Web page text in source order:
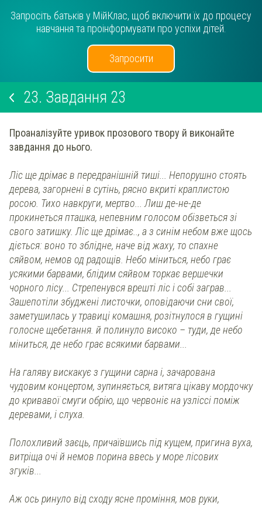
Запросіть батьків у МійКлас, щоб включити їх до процесу
навчання та проінформувати про успіхи дітей.
Запросити
23. Завдання 23
Проаналізуйте уривок прозового твору й виконайте
завдання до нього.
Ліс ще дрімає в передранішній тиші... Непорушно стоять
дерева, загорнені в сутінь, рясно вкриті краплистою
росою. Тихо навкруги, мертво... Лиш де-не-де
прокинеться пташка, непевним голосом обізветься зі
свого затишку. Ліс ще дрімає.., а з синім небом вже щось
діється: воно то зблідне, наче від жаху, то спахне
сяйвом, немов од радощів. Небо міниться, небо грає
усякими барвами, блідим сяйвом торкає вершечки
чорного лісу... Стрепенувся врешті ліс і собі заграв...
Зашепотіли збуджені листочки, оповідаючи сни свої,
заметушилась у травиці комашня, розітнулося в гущині
голосне щебетання. й полинуло високо – туди, де небо
міниться, де небо грає всякими барвами...
На галяву вискакує з гущини сарна і, зачарована
чудовим концертом, зупиняється, витяга цікаву мордочку
до кривавої смуги обрію, що червоніє на узліссі поміж
деревами, і слуха.
Полохливий заєць, причаївшись під кущем, пригина вуха,
витріща очі й немов порина ввесь у море лісових
згуків...
Аж ось ринуло від сходу ясне проміння, мов руки,